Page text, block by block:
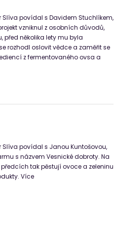
Slíva povídal s Davidem Stuchlíkem,
vzniknul z osobních důvodů,
několika lety mu byla
rozhodl oslovit vědce a zaměřit se
z fermentovaného ovsa a
Slíva povídal s Janou Kuntošovou,
s názvem Vesnické dobroty. Na
tak pěstují ovoce a zeleninu
Více